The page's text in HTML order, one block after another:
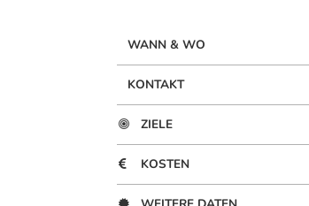
WANN & WO
KONTAKT
ZIELE
KOSTEN